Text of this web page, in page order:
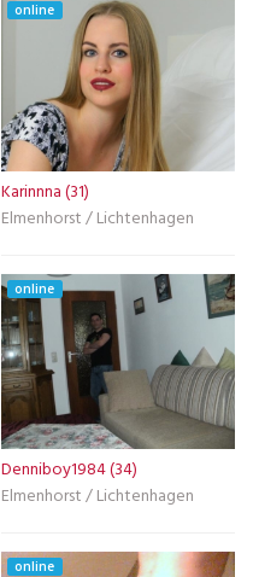
online
Karinnna (31)
Elmenhorst / Lichtenhagen
online
Denniboy1984 (34)
Elmenhorst / Lichtenhagen
online